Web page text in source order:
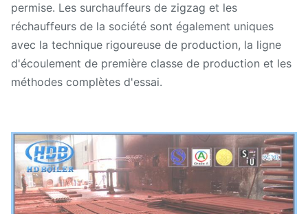
permise. Les surchauffeurs de zigzag et les
réchauffeurs de la société sont également uniques
avec la technique rigoureuse de production, la ligne
d'écoulement de première classe de production et les
méthodes complètes d'essai.